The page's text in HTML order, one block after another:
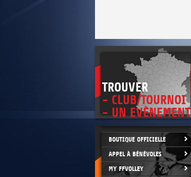
TROUVER
- CLUB/TOURNOI
- UN EVÈNEMENT
BOUTIQUE OFFICIELLE
APPEL À BÉNÉVOLES
MY FFVOLLEY